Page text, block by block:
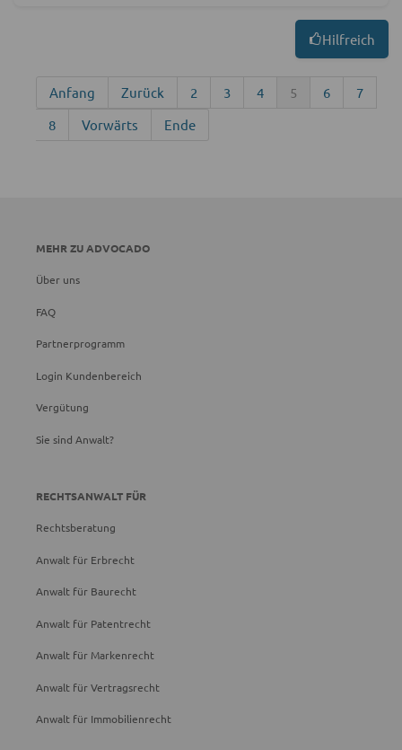
Hilfreich
Anfang Zurück 2 3 4 5 6
7
8
Vorwärts Ende
MEHR ZU ADVOCADO
Über uns
FAQ
Partnerprogramm
Login Kundenbereich
Vergütung
Sie sind Anwalt?
RECHTSANWALT FÜR
Rechtsberatung
Anwalt für Erbrecht
Anwalt für Baurecht
Anwalt für Patentrecht
Anwalt für Markenrecht
Anwalt für Vertragsrecht
Anwalt für Immobilienrecht